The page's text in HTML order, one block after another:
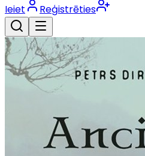
Ieiet Reģistrēties